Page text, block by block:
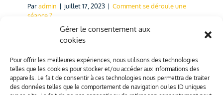
Gérer le consentement aux
cookies
Pour offrir les meilleures expériences, nous utilisons des technologies
telles que les cookies pour stocker et/ou accéder aux informations des
appareils. Le fait de consentir à ces technologies nous permettra de traiter
des données telles que le comportement de navigation ou les ID uniques
Paradmin | juillet 17, 2023 | Comment se déroule une
séance ?